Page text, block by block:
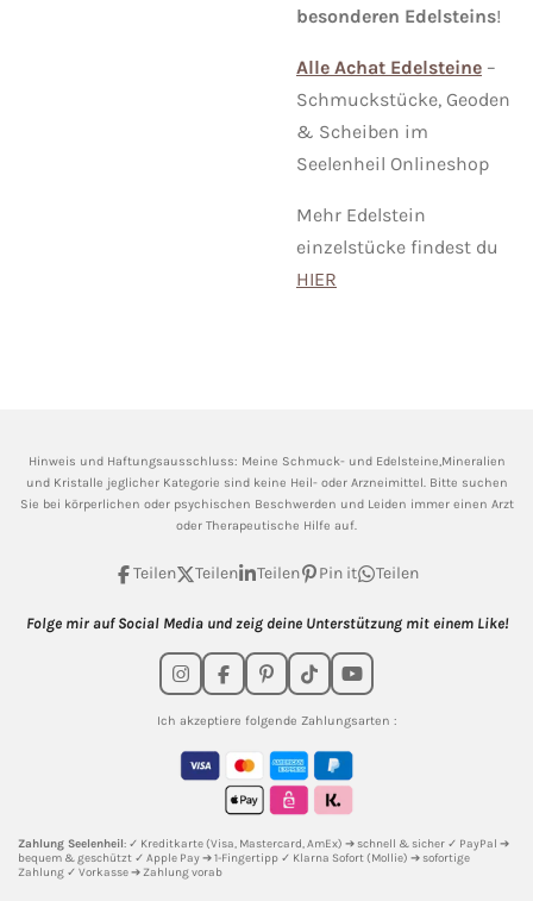
besonderen Edelsteins!
Alle Achat Edelsteine –
Schmuckstücke, Geoden
& Scheiben im
Seelenheil Onlineshop
Mehr Edelstein
einzelstücke findest du
HIER
Hinweis und Haftungsausschluss: Meine Schmuck- und Edelsteine,Mineralien
und Kristalle jeglicher Kategorie sind keine Heil- oder Arzneimittel. Bitte suchen
Sie bei körperlichen oder psychischen Beschwerden und Leiden immer einen Arzt
oder Therapeutische Hilfe auf.
Teilen Teilen Teilen Pin it Teilen
Folge mir auf Social Media und zeig deine Unterstützung mit einem Like!
I
n
s
a
g
F
a
c
o
o
k
P
i
n
e
r
e
s
T
i
k
o
k
Y
o
u
u
b
Ich akzeptiere folgende Zahlungsarten :
Zahlung Seelenheil: ✓ Kreditkarte (Visa, Mastercard, AmEx) ➔ schnell & sicher ✓ PayPal ➔
bequem & geschützt ✓ Apple Pay ➔ 1-Fingertipp ✓ Klarna Sofort (Mollie) ➔ sofortige
Zahlung ✓ Vorkasse ➔ Zahlung vorab